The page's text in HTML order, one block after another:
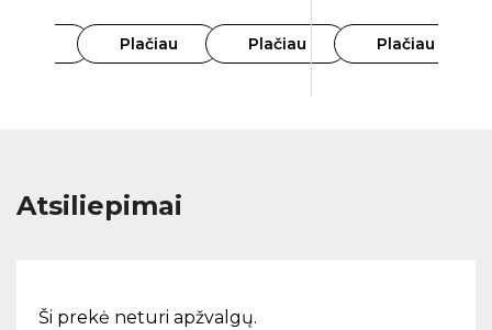
Plačiau Plačiau Plačiau
Atsiliepimai
Ši prekė neturi apžvalgų.